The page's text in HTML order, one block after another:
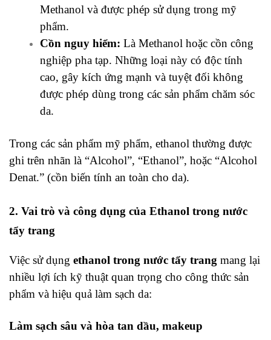
Methanol và được phép sử dụng trong mỹ
phẩm.
Cồn nguy hiểm: Là Methanol hoặc cồn công
nghiệp pha tạp. Những loại này có độc tính
cao, gây kích ứng mạnh và tuyệt đối không
được phép dùng trong các sản phẩm chăm sóc
da.
Trong các sản phẩm mỹ phẩm, ethanol thường được
ghi trên nhãn là “Alcohol”, “Ethanol”, hoặc “Alcohol
Denat.” (cồn biến tính an toàn cho da).
2. Vai trò và công dụng của Ethanol trong nước
tẩy trang
Việc sử dụng ethanol trong nước tẩy trang mang lại
nhiều lợi ích kỹ thuật quan trọng cho công thức sản
phẩm và hiệu quả làm sạch da:
Làm sạch sâu và hòa tan dầu, makeup